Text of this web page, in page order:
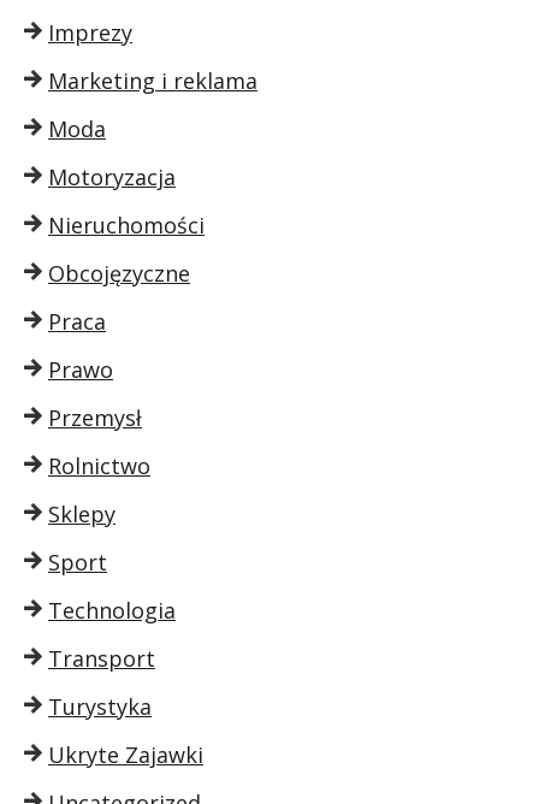
Imprezy
Marketing i reklama
Moda
Motoryzacja
Nieruchomości
Obcojęzyczne
Praca
Prawo
Przemysł
Rolnictwo
Sklepy
Sport
Technologia
Transport
Turystyka
Ukryte Zajawki